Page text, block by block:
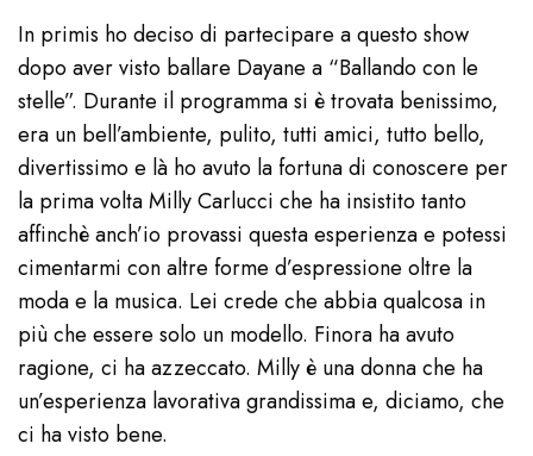
In primis ho deciso di partecipare a questo show
dopo aver visto ballare Dayane a “Ballando con le
stelle”. Durante il programma si è trovata benissimo,
era un bell’ambiente, pulito, tutti amici, tutto bello,
divertissimo e là ho avuto la fortuna di conoscere per
la prima volta Milly Carlucci che ha insistito tanto
affinchè anch’io provassi questa esperienza e potessi
cimentarmi con altre forme d’espressione oltre la
moda e la musica. Lei crede che abbia qualcosa in
più che essere solo un modello. Finora ha avuto
ragione, ci ha azzeccato. Milly è una donna che ha
un’esperienza lavorativa grandissima e, diciamo, che
ci ha visto bene.